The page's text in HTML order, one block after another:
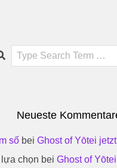
Neueste
sốbei Ghost of Yōtei
chọn bei Ghost of